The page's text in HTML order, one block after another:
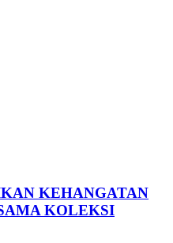
KEHANGATAN
KOLEKSI